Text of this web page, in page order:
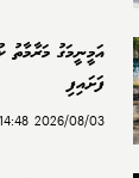
އަމީނީމަގު
ފަށައިފި
2026/08/03 14:48